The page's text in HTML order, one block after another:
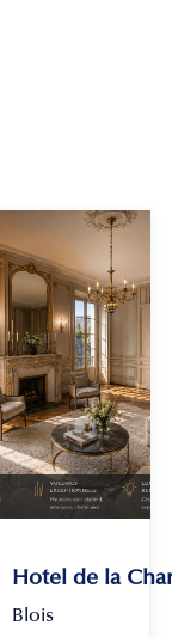
Hotel de la
Blois